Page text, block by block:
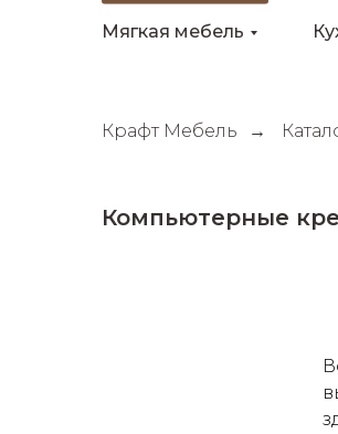
Мягкая мебель
Крафт Мебель →
Компьютерные